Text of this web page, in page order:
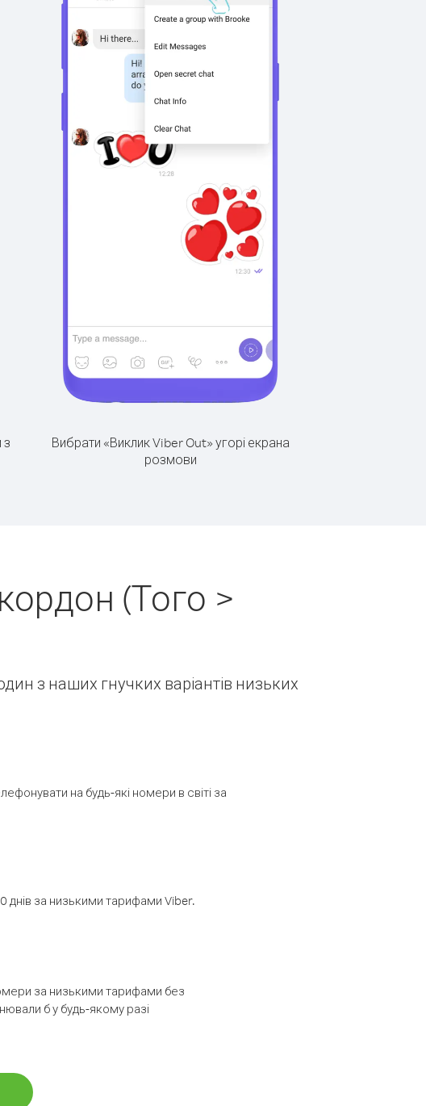
з
Вибрати «Виклик Viber Out» угорі екрана
розмови
(Того >
з наших гнучких варіантів низьких
на будь-які номери в світі за
днів за низькими тарифами Viber.
за низькими тарифами без
б у будь-якому разі